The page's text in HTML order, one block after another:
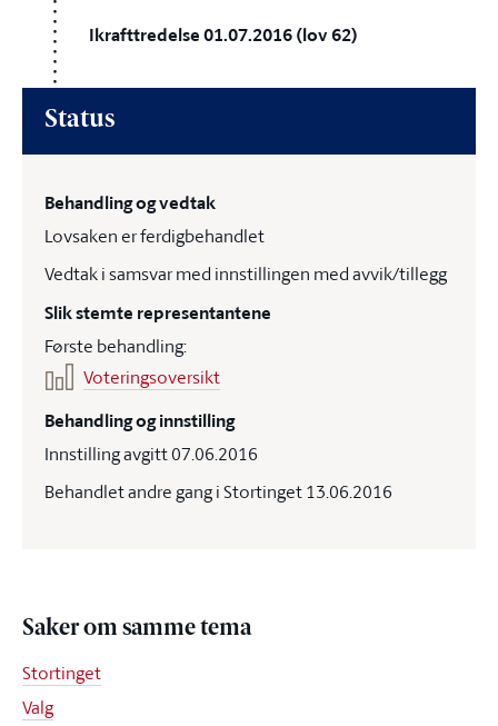
Ikrafttredelse 01.07.2016 (lov 62)
Status
Behandling og vedtak
Lovsaken er ferdigbehandlet
Vedtak i samsvar med innstillingen med avvik/tillegg
Slik stemte representantene
Første behandling:
Voteringsoversikt
Behandling og innstilling
Innstilling avgitt 07.06.2016
Behandlet andre gang i Stortinget 13.06.2016
Saker om samme tema
Stortinget
Valg